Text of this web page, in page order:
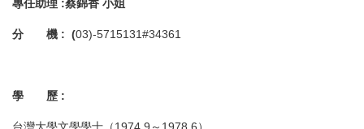
專任助理 :蔡錦香 小姐
分 機 : (03)-5715131#34361
學 歷 :